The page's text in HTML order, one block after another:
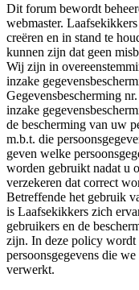
Dit forum bewordt
webmaster.
creëren en in stand te
kunnen zijn dat geen
Wij zijn in
inzake
Gegevensbescherming
inzake
de bescherming van uw
m.b.t. die
geven welke
worden gebruikt nadat u
verzekeren dat correct
Betreffende het gebruik
is Laafsekikkers zich
gebruikers en de
zijn. In deze policy wordt
persoonsgegevens die
verwerkt.